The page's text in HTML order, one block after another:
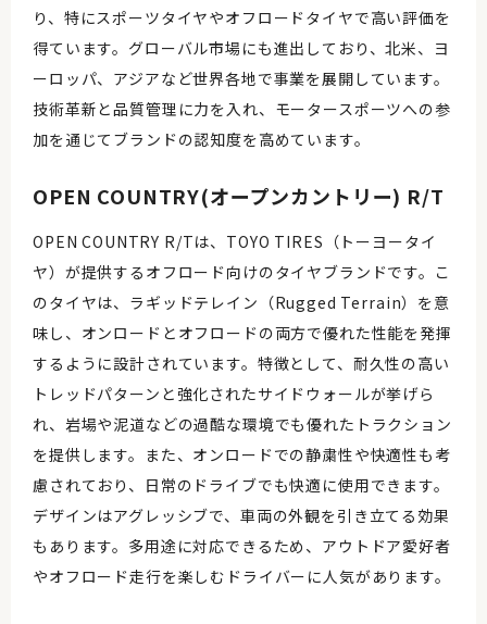
り、特にスポーツタイヤやオフロードタイヤで高い評価を
得ています。グローバル市場にも進出しており、北米、ヨ
ーロッパ、アジアなど世界各地で事業を展開しています。
技術革新と品質管理に力を入れ、モータースポーツへの参
加を通じてブランドの認知度を高めています。
OPEN COUNTRY(オープンカントリー) R/T
OPEN COUNTRY R/Tは、TOYO TIRES（トーヨータイ
ヤ）が提供するオフロード向けのタイヤブランドです。こ
のタイヤは、ラギッドテレイン（Rugged Terrain）を意
味し、オンロードとオフロードの両方で優れた性能を発揮
するように設計されています。特徴として、耐久性の高い
トレッドパターンと強化されたサイドウォールが挙げら
れ、岩場や泥道などの過酷な環境でも優れたトラクション
を提供します。また、オンロードでの静粛性や快適性も考
慮されており、日常のドライブでも快適に使用できます。
デザインはアグレッシブで、車両の外観を引き立てる効果
もあります。多用途に対応できるため、アウトドア愛好者
やオフロード走行を楽しむドライバーに人気があります。